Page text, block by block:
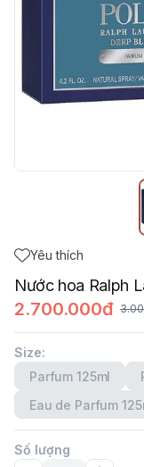
Yêu thích
Nước hoa Ralph
2.700.000đ
Size:
Parfum 125ml
Eau de Parfum
Số lượng